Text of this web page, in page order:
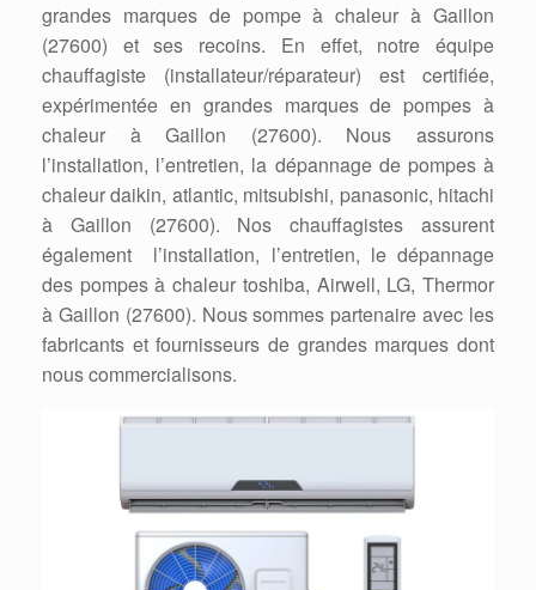
grandes marques de pompe à chaleur à Gaillon
(27600) et ses recoins. En effet, notre équipe
chauffagiste (installateur/réparateur) est certifiée,
expérimentée en grandes marques de pompes à
chaleur à Gaillon (27600). Nous assurons
l’installation, l’entretien, la dépannage de pompes à
chaleur daikin, atlantic, mitsubishi, panasonic, hitachi
à Gaillon (27600). Nos chauffagistes assurent
également l’installation, l’entretien, le dépannage
des pompes à chaleur toshiba, Airwell, LG, Thermor
à Gaillon (27600). Nous sommes partenaire avec les
fabricants et fournisseurs de grandes marques dont
nous commercialisons.